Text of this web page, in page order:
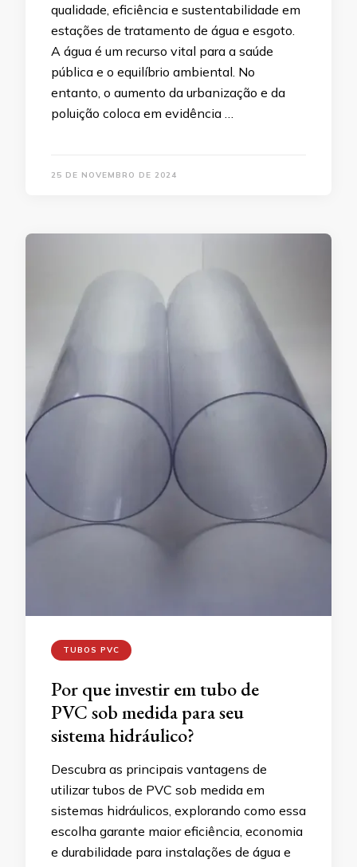
qualidade, eficiência e sustentabilidade em
estações de tratamento de água e esgoto.
A água é um recurso vital para a saúde
pública e o equilíbrio ambiental. No
entanto, o aumento da urbanização e da
poluição coloca em evidência …
25 DE NOVEMBRO DE 2024
TUBOS PVC
Por que investir em tubo de
PVC sob medida para seu
sistema hidráulico?
Descubra as principais vantagens de
utilizar tubos de PVC sob medida em
sistemas hidráulicos, explorando como essa
escolha garante maior eficiência, economia
e durabilidade para instalações de água e